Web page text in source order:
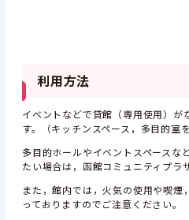
利用方法
イベントなどで貸館（専用使用）が
す。（キッチンスペース，多目的室
多目的ホールやイベントスペースな
たい場合は，函館コミュニティプラ
また，館内では，火気の使用や喫
っておりますのでご注意ください。